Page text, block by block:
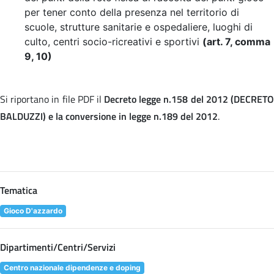
per tener conto della presenza nel territorio di
scuole, strutture sanitarie e ospedaliere, luoghi di
culto, centri socio-ricreativi e sportivi (art. 7, comma
9, 10)
Si riportano in file PDF il Decreto legge n.158 del 2012 (DECRETO
BALDUZZI) e la conversione in legge n.189 del 2012.
Tematica
Gioco D'azzardo
Dipartimenti/Centri/Servizi
Centro nazionale dipendenze e doping